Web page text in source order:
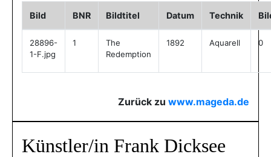
Bild BNR Bildtitel Datum Technik
28896-
1-F.jpg
1
The
Redemption
1892 Aquarell 0
Zurück zu www.mageda.de
Künstler/in Frank Dicksee